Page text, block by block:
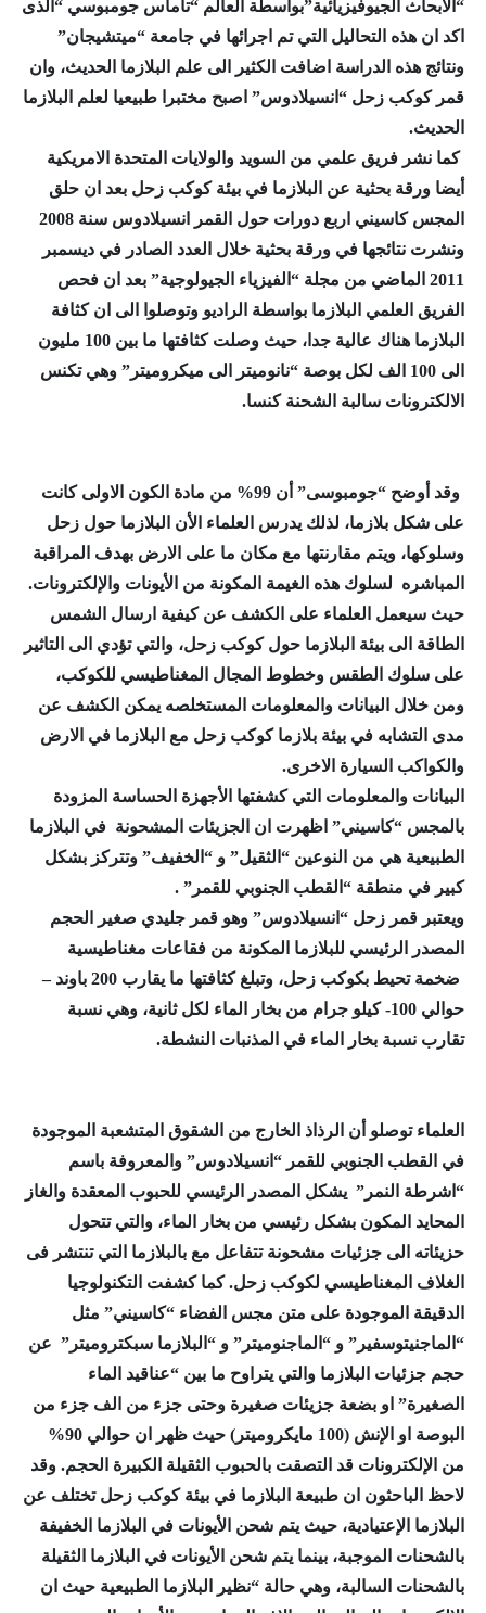
“الأبحاث الجيوفيزيائية”بواسطة العالم “تاماس جومبوسي “الذى
اكد ان هذه التحاليل التي تم اجرائها في جامعة “ميتشيجان”
ونتائج هذه الدراسة اضافت الكثير الى علم البلازما الحديث، وان
قمر كوكب زحل “انسيلادوس” اصبح مختبرا طبيعيا لعلم البلازما
الحديث.
كما نشر فريق علمي من السويد والولايات المتحدة الامريكية
أيضا ورقة بحثية عن البلازما في بيئة كوكب زحل بعد ان حلق
المجس كاسيني اربع دورات حول القمر انسيلادوس سنة 2008
ونشرت نتائجها في ورقة بحثية خلال العدد الصادر في ديسمبر
2011 الماضي من مجلة “الفيزياء الجيولوجية” بعد ان فحص
الفريق العلمي البلازما بواسطة الراديو وتوصلوا الى ان كثافة
البلازما هناك عالية جدا، حيث وصلت كثافتها ما بين 100 مليون
الى 100 الف لكل بوصة “نانوميتر الى ميكروميتر” وهي تكنس
الالكترونات سالبة الشحنة كنسا.
وقد أوضح “جومبوسى” أن 99% من مادة الكون الاولى كانت
على شكل بلازما، لذلك يدرس العلماء الأن البلازما حول زحل
وسلوكها، ويتم مقارنتها مع مكان ما على الارض بهدف المراقبة
المباشره لسلوك هذه الغيمة المكونة من الأيونات والإلكترونات.
حيث سيعمل العلماء على الكشف عن كيفية ارسال الشمس
الطاقة الى بيئة البلازما حول كوكب زحل، والتي تؤدي الى التاثير
على سلوك الطقس وخطوط المجال المغناطيسي للكوكب،
ومن خلال البيانات والمعلومات المستخلصه يمكن الكشف عن
مدى التشابه في بيئة بلازما كوكب زحل مع البلازما في الارض
والكواكب السيارة الاخرى.
البيانات والمعلومات التي كشفتها الأجهزة الحساسة المزودة
بالمجس “كاسيني” اظهرت ان الجزيئات المشحونة في البلازما
الطبيعية هي من النوعين “الثقيل” و “الخفيف” وتتركز بشكل
كبير في منطقة “القطب الجنوبي للقمر” .
ويعتبر قمر زحل “انسيلادوس” وهو قمر جليدي صغير الحجم
المصدر الرئيسي للبلازما المكونة من فقاعات مغناطيسية
ضخمة تحيط بكوكب زحل، وتبلغ كثافتها ما يقارب 200 باوند –
حوالي 100- كيلو جرام من بخار الماء لكل ثانية، وهي نسبة
تقارب نسبة بخار الماء في المذنبات النشطة.
العلماء توصلو أن الرذاذ الخارج من الشقوق المتشعبة الموجودة
في القطب الجنوبي للقمر “انسيلادوس” والمعروفة باسم
“اشرطة النمر” يشكل المصدر الرئيسي للحبوب المعقدة والغاز
المحايد المكون بشكل رئيسي من بخار الماء، والتي تتحول
حزيئاته الى جزئيات مشحونة تتفاعل مع بالبلازما التي تنتشر فى
الغلاف المغناطيسي لكوكب زحل. كما كشفت التكنولوجيا
الدقيقة الموجودة على متن مجس الفضاء “كاسيني” مثل
“الماجنيتوسفير” و “الماجنوميتر” و “البلازما سبكتروميتر” عن
حجم جزئيات البلازما والتي يتراوح ما بين “عناقيد الماء
الصغيرة” او بضعة جزيئات صغيرة وحتى جزء من الف جزء من
البوصة او الإنش (100 مايكروميتر) حيث ظهر ان حوالي 90%
من الإلكترونات قد التصقت بالحبوب الثقيلة الكبيرة الحجم. وقد
لاحظ الباحثون ان طبيعة البلازما في بيئة كوكب زحل تختلف عن
البلازما الإعتيادية، حيث يتم شحن الأيونات في البلازما الخفيفة
بالشحنات الموجبة، بينما يتم شحن الأيونات في البلازما الثقيلة
بالشحنات السالبة، وهي حالة “نظير البلازما الطبيعية حيث ان